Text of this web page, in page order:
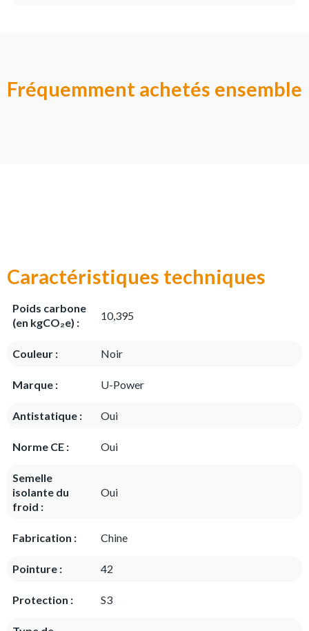
Fréquemment achetés ensemble
Caractéristiques techniques
Poids carbone
(en kgCO₂e) :
10,395
Couleur : Noir
Marque : U-Power
Antistatique : Oui
Norme CE : Oui
Semelle
isolante du
froid :
Oui
Fabrication : Chine
Pointure : 42
Protection : S3